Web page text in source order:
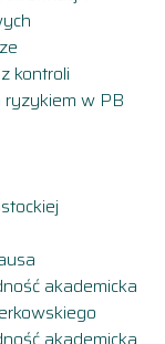
kontroli
ryzykiem w PB
akademicka